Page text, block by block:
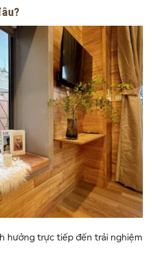
hưởng trực tiếp đến trải nghiệm